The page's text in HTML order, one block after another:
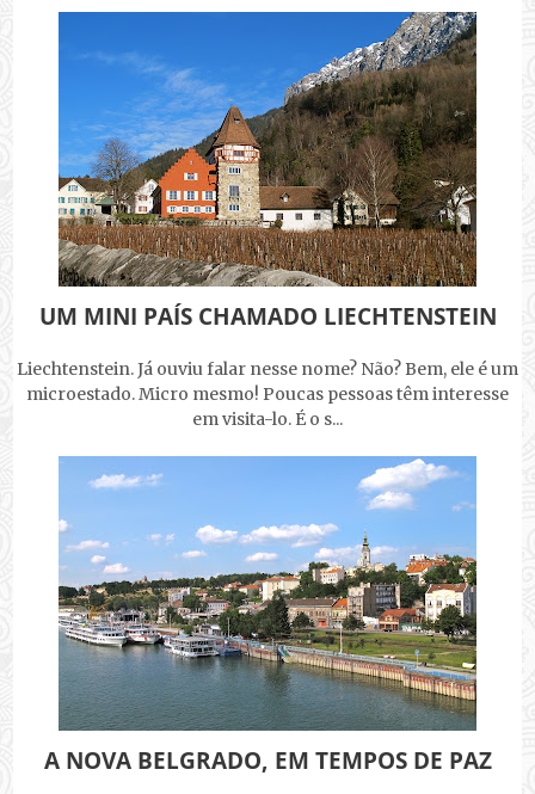
UM MINI PAÍS CHAMADO LIECHTENSTEIN
Liechtenstein. Já ouviu falar nesse nome? Não? Bem, ele é um
microestado. Micro mesmo! Poucas pessoas têm interesse
em visita-lo. É o s...
A NOVA BELGRADO, EM TEMPOS DE PAZ